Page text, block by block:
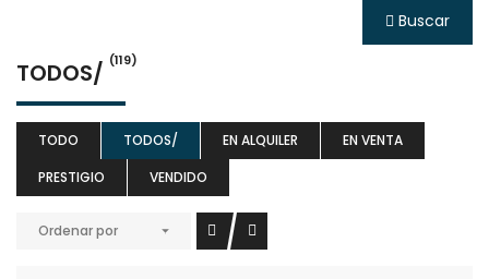
Buscar
TODOS/ (119)
TODO TODOS/ EN ALQUILER
EN VENTA
PRESTIGIO
VENDIDO
Ordenar por